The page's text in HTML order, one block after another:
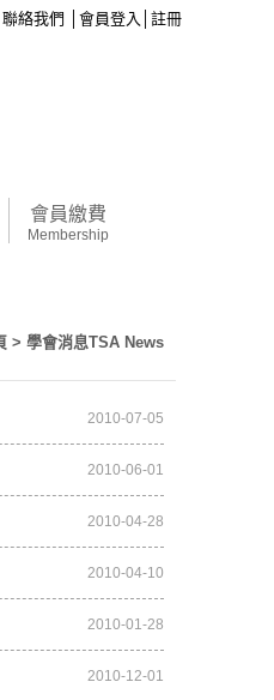
聯絡我們 會員登入 註冊
會員繳費
Membership
> 學會消息TSA News
2010-07-05
2010-06-01
2010-04-28
2010-04-10
2010-01-28
2010-12-01